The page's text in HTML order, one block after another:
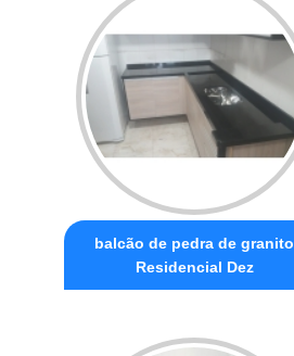
balcão de pedra de granito
Residencial Dez